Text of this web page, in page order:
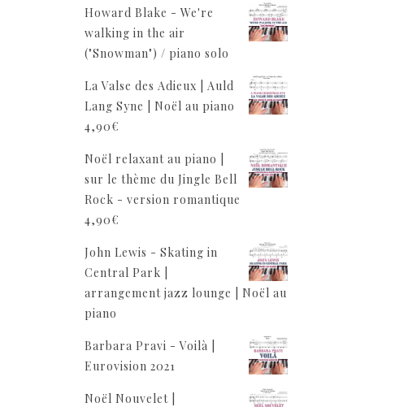
Howard Blake - We're
walking in the air
("Snowman") / piano solo
La Valse des Adieux | Auld
Lang Syne | Noël au piano
4,90€
Noël relaxant au piano |
sur le thème du Jingle Bell
Rock - version romantique
4,90€
John Lewis - Skating in
Central Park |
arrangement jazz lounge | Noël au
piano
Barbara Pravi - Voilà |
Eurovision 2021
Noël Nouvelet |